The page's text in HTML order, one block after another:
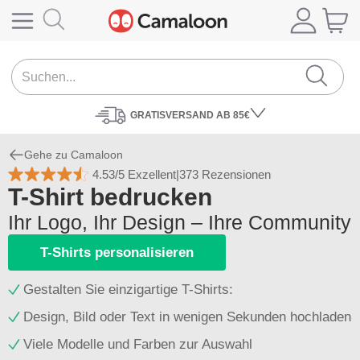
GRATISVERSAND AB 85€
Gehe zu Camaloon
4.53/5 Exzellent|373 Rezensionen
T-Shirt bedrucken
Ihr Logo, Ihr Design – Ihre Community
T-Shirts personalisieren
Gestalten Sie einzigartige T-Shirts:
Design, Bild oder Text in wenigen Sekunden hochladen
Viele Modelle und Farben zur Auswahl